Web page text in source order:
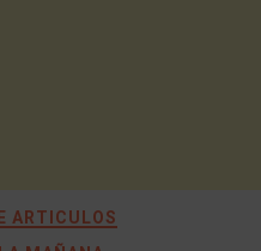
ARTICULOS